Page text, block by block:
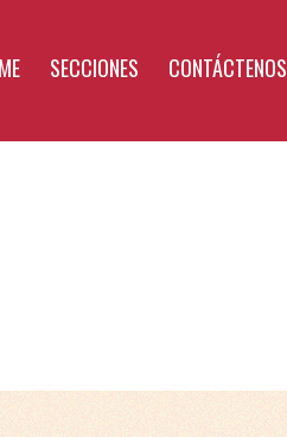
SECCIONES CONTÁCTENOS